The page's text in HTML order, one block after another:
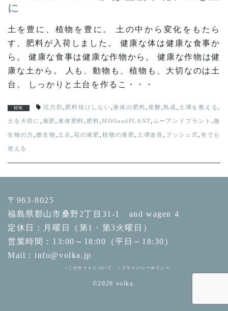
に
土を豊に、植物を豊に。 土の中から変化をもたら
す、肥料が入荷しました。 健康な体は健康な食事か
ら。 健康な食事は健康な作物から。 健康な作物は健
康な土から。 人も、動物も、植物も、大切なのは土
台。 しっかりと土台を作るこ・・・
植物 活力剤 肥料焼けしない ,液体の肥料 発酵 ,熟成 土壌を整える
土を大切に 液肥 液体肥料 肥料 ,MOOandPLANT ムーアンドプラント ,微
生物の力 微生物 土台 花の液肥 植物の液肥 土壌改良 プッシュ式 冬でも
使える
〒963-8025
福島県郡山市桑野2丁目31-1 and wagen 4
定休日：月曜日（第1・第3火曜日）
営業時間：13:00～18:00（平日～18:30）
Mail：info@volka.jp
このサイトについて プライバシーポリシー
©2026 volka.